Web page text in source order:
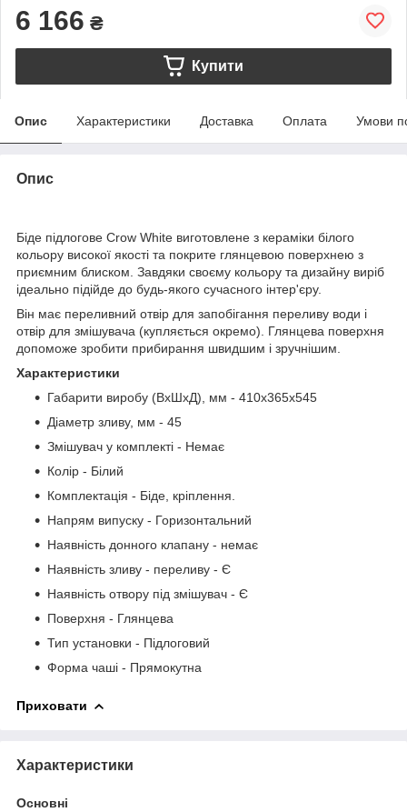
6 166 ₴
Купити
Опис Характеристики Доставка Оплата Умови
Опис
Біде підлогове Crow White виготовлене з кераміки білого
кольору високої якості та покрите глянцевою поверхнею з
приємним блиском. Завдяки своєму кольору та дизайну виріб
ідеально підійде до будь-якого сучасного інтер'єру.
Він має переливний отвір для запобігання переливу води і
отвір для змішувача (купляється окремо). Глянцева поверхня
допоможе зробити прибирання швидшим і зручнішим.
Характеристики
Габарити виробу (ВхШхД), мм - 410х365х545
Діаметр зливу, мм - 45
Змішувач у комплекті - Немає
Колір - Білий
Комплектація - Біде, кріплення.
Напрям випуску - Горизонтальний
Наявність донного клапану - немає
Наявність зливу - переливу - Є
Наявність отвору під змішувач - Є
Поверхня - Глянцева
Тип установки - Підлоговий
Форма чаші - Прямокутна
Приховати
Характеристики
Основні